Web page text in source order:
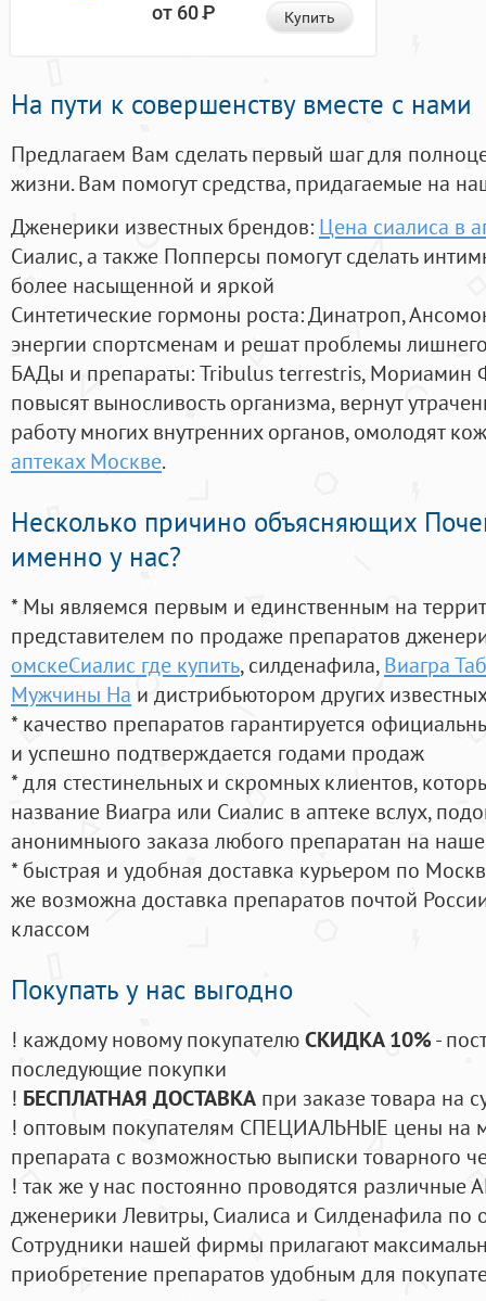
от 60Р Купить
На пути к совершенству вместе с нами
Предлагаем Вам сделать первый шаг для
жизни. Вам помогут средства, придагаемые на
Дженерики известных брендов: Цена сиалиса в
Сиалис, а также Попперсы помогут сделать
более насыщенной и яркой
Синтетические гормоны роста: Динатроп,
энергии спортсменам и решат проблемы
БАДы и препараты:Tribulus terrestris, Мориамин
повысят выносливость организма, вернут
работу многих внутренних органов, омолодят
аптеках Москве.
Несколько причино объясняющих
именно у нас?
* Мы являемся первым и единственным на
представителем по продаже препаратов
омскеСиалис где купить, силденафила, Виагра
Мужчины На и дистрибьютором других
* качество препаратов гарантируется
и успешно подтверждается годами продаж
* для стестинельных и скромных клиентов,
название Виагра или Сиалис в аптеке вслух,
анонимныого заказа любого препаратан на
* быстрая и удобная доставка курьером по
же возможна доставка препаратов почтой
классом
Покупать у нас выгодно
! каждому новому покупателюСКИДКА 10%-
последующие покупки
! БЕСПЛАТНАЯ ДОСТАВКА при заказе товара на
! оптовым покупателям СПЕЦИАЛЬНЫЕ цены на
препарата с возможностью выписки товарного
! так же у нас постоянно проводятся
дженерики Левитры, Сиалиса и Силденафила по
Cотрудники нашей фирмы прилагают
приобретение препаратов удобным для